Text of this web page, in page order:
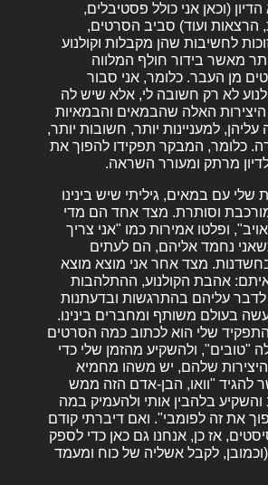
(וכאן אני כולל פסטיבלים,
הרצאות ועוד) סביב הסרטים,
לחשיבות שהן מקבלות וקולנוע
מאשר בידור חולף המלווה
מן העבר. כלומר, אני סבור
לא רק חשובה לי, אלא שיש לה
האלה שהבמאים והבמאיות
למעניינות יותר, חשובות יותר,
כלומר, המבקר תפקידו להפוך את
לדיון מרתק ומעורר השראה.
שלי עם במאים, גיליתי שיש בינינו
וסותרת. מצד אחד הם מדי
ופלטו אמירות כמו "אני צריך
נחמד אליהם, הם לעתים
מצד אחר אני מוצא מוצא
אהבת הקולנוע, ההתלהבות
לדבר עליהם בהתרגשות ובדעתנות
בעולם משותף ומחברים בינינו.
שלי הוא לכתוב כמה הסרטים
"טובים", ולהשקיע מהזמן שלי כדי
היצירות שלהם, יש משהו מחמיא
להגיד "וואו, הבן-אדם הזה ממש
בלהבין אותי ולהעמיק במה
את זה לפומבי". ואם דיברתי קודם
אז כן, אנחנו גם כאן כדי לספק
לקבל אשליה של כוח ומעמד